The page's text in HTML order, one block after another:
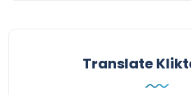
Translate